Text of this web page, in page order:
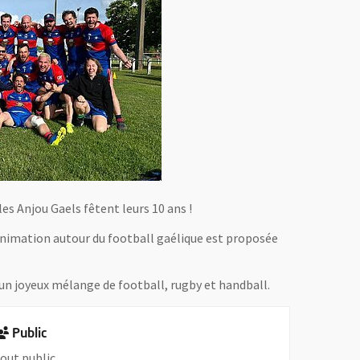
Anjou Gaels fêtent leurs 10 ans !
autour du football gaélique est proposée
joyeux mélange de football, rugby et handball.
Public